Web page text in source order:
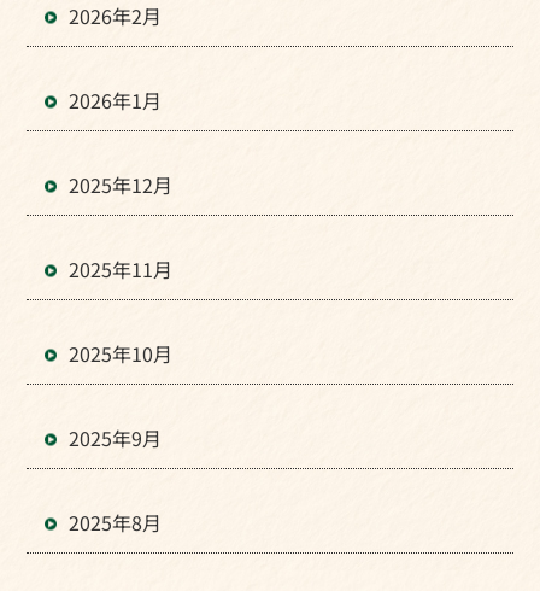
2026年2月
2026年1月
2025年12月
2025年11月
2025年10月
2025年9月
2025年8月